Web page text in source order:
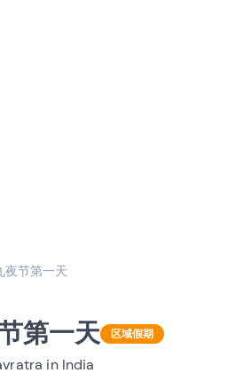
夜节第一天
第一天 区域假期
in India